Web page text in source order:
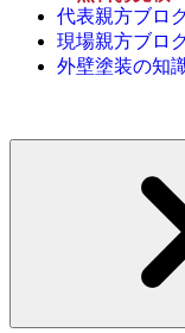
代表親方ブロ
現場親方ブロ
外壁塗装の知